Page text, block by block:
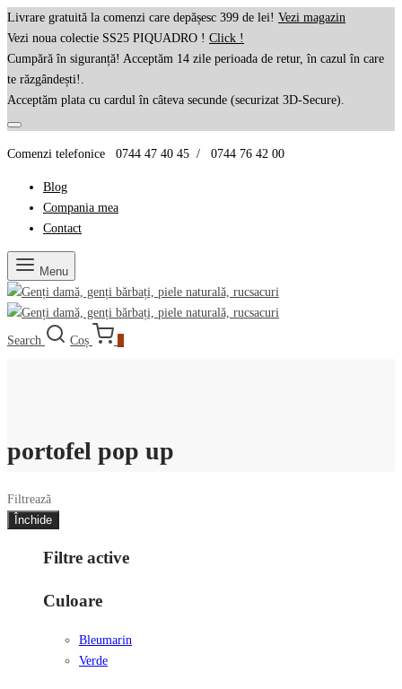
Livrare gratuită la comenzi care depășesc 399 de lei! Vezi magazin
Vezi noua colectie SS25 PIQUADRO ! Click !
Cumpără în siguranță! Acceptăm 14 zile perioada de retur, în cazul în care
te răzgândești!.
Acceptăm plata cu cardul în câteva secunde (securizat 3D-Secure).
Comenzi telefonice 0744 47 40 45 / 0744 76 42 00
Blog
Compania mea
Contact
Menu
Search Coș
portofel pop up
Filtrează
Închide
Filtre active
Culoare
Bleumarin
Verde